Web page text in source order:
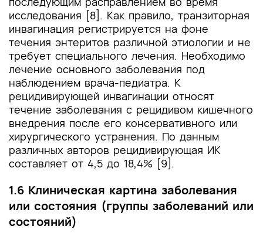
исследования [8]. Как правило, транзиторная
инвагинация регистрируется на фоне
течения энтеритов различной этиологии и не
требует специального лечения. Необходимо
лечение основного заболевания под
наблюдением врача-педиатра. К
рецидивирующей инвагинации относят
течение заболевания с рецидивом кишечного
внедрения после его консервативного или
хирургического устранения. По данным
различных авторов рецидивирующая ИК
составляет от 4,5 до 18,4% [9].
1.6 Клиническая картина заболевания
или состояния (группы заболеваний или
состояний)